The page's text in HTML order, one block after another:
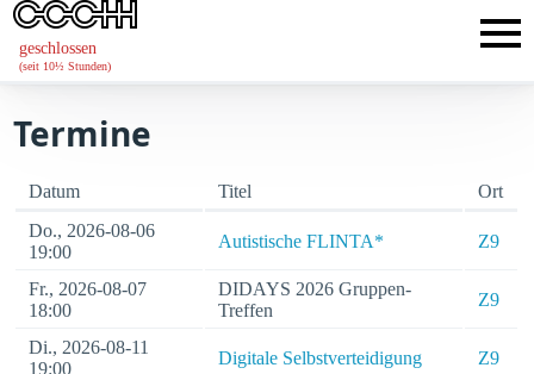
geschlossen
(seit 10½ Stunden)
Termine
Datum Titel
Ort
Do., 2026-08-06
19:00
Autistische FLINTA* Z9
Fr., 2026-08-07
18:00
DIDAYS 2026 Gruppen-
Treffen
Z9
Di., 2026-08-11
19:00
Digitale Selbstverteidigung Z9